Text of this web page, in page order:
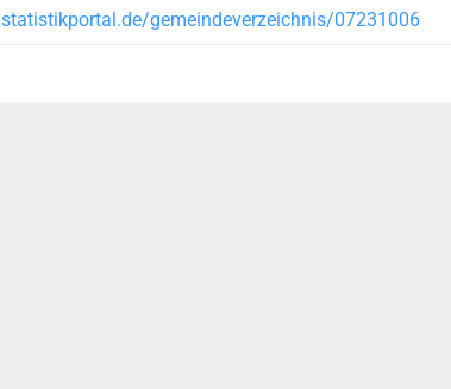
statistikportal.de/gemeindeverzeichnis/07231006